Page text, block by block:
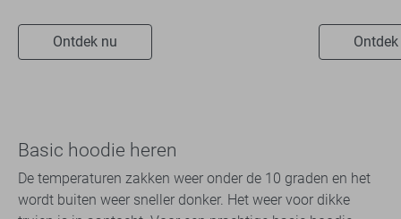
Ontdek nu
Basic hoodie heren
De temperaturen zakken weer onder de 10 graden en het
wordt buiten weer sneller donker. Het weer voor dikke